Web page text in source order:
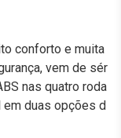
conforto e muita
vem de sér
nas quatro roda
em duas opções d